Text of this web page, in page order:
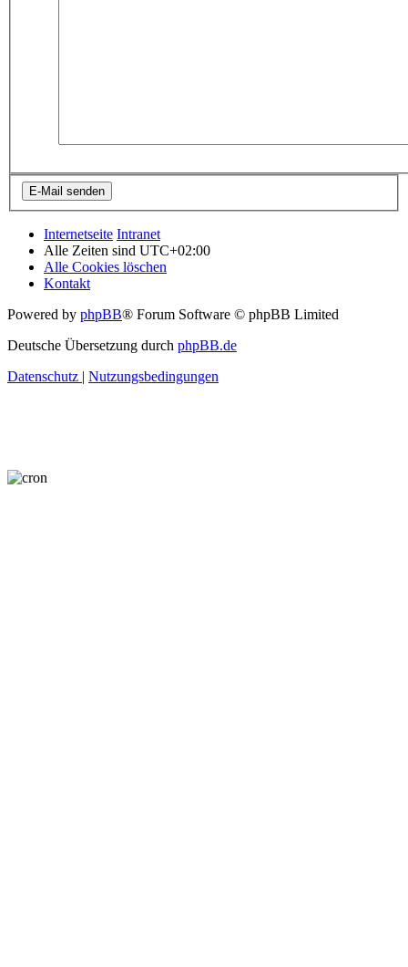
Internetseite Intranet
Alle Zeiten sind UTC+02:00
Alle Cookies löschen
Kontakt
Powered by phpBB® Forum Software © phpBB Limited
Deutsche Übersetzung durch phpBB.de
Datenschutz | Nutzungsbedingungen